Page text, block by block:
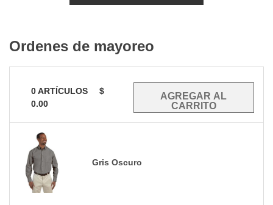
Ordenes de mayoreo
0ARTÍCULOS
$
0.00
Gris Oscuro